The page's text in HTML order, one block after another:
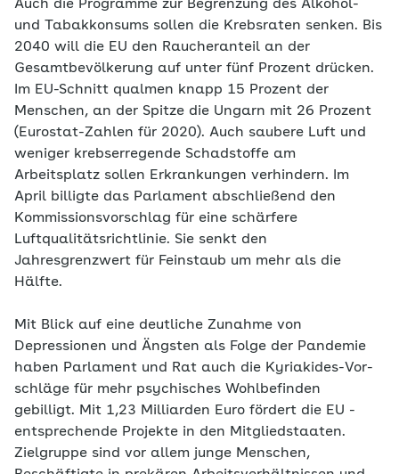
Auch die Programme zur Begrenzung des Alkohol-
und Tabakkonsums sollen die Krebsraten senken. Bis
2040 will die EU den Raucheranteil an der
Gesamtbevölkerung auf unter fünf Prozent drücken.
Im EU-Schnitt qualmen knapp 15 Prozent der
Menschen, an der Spitze die Ungarn mit 26 Prozent
(Eurostat-Zahlen für 2020). Auch saubere Luft und
weniger krebserregende Schadstoffe am
Arbeitsplatz sollen Erkrankungen verhindern. Im
April billigte das Parlament abschließend den
Kommissionsvorschlag für eine schärfere
Luftqualitätsrichtlinie. Sie senkt den
Jahresgrenzwert für Feinstaub um mehr als die
Hälfte.
Mit Blick auf eine deutliche Zunahme von
Depressionen und Ängsten als Folge der Pandemie
haben Parlament und Rat auch die Kyriakides-Vor­
schläge für mehr psychisches Wohlbefinden
gebilligt. Mit 1,23 Milliarden Euro fördert die EU ­
entsprechende Projekte in den Mitgliedstaaten.
Zielgruppe sind vor allem junge Menschen,